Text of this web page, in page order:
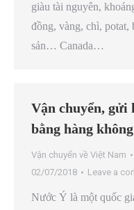
giàu tài nguyên,
đồng, vàng, chì, potat,
sản… Canada…
Vận chuyển, gửi
bằng hàng không
Vận chuyển về Việt Nam
02/07/2018
Leave a
Nước Ý là một quốc